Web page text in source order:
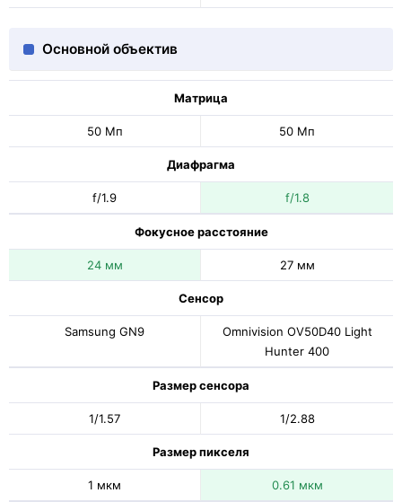
Основной объектив
Матрица
50 Мп 50 Мп
Диафрагма
f/1.9 f/1.8
Фокусное расстояние
24 мм 27 мм
Сенсор
Samsung GN9
Omnivision OV50D40 Light
Hunter 400
Размер сенсора
1/1.57 1/2.88
Размер пикселя
1 мкм 0.61 мкм